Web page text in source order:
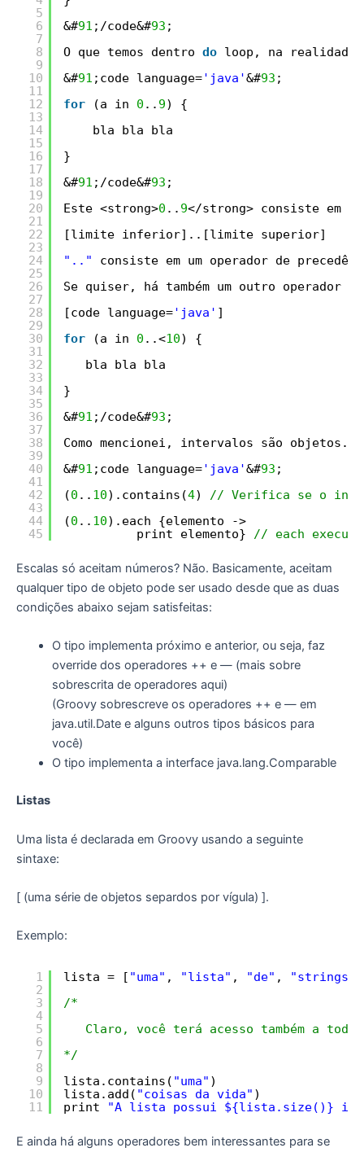
5
6
7
8
9
10
11
12
13
14
15
16
17
18
19
20
21
22
23
24
25
26
27
28
29
30
31
32
33
34
35
36
37
38
39
40
41
42
43
44
45
&#91 ;/code&#93 ;
O que temos dentro do
loop, na realidade
&#91 ;code language='java'&#93 ;
for
(a in 0 .. 9) {
bla bla bla
}
&#91 ;/code&#93 ;
Este <strong>0 .. 9</strong> consiste em
[limite inferior]..[limite superior]
".."
consiste em um operador de
Se quiser, há também um outro operador
[code language='java' ]
for
(a in 0 ..<10) {
bla bla bla
}
&#91 ;/code&#93 ;
Como mencionei, intervalos são objetos.
&#91 ;code language='java'&#93 ;
(0 .. 10).contains(4)
// Verifica se o
(0 .. 10).each {elemento ->
print elemento}
// each
Escalas só aceitam números? Não. Basicamente, aceitam
qualquer tipo de objeto pode ser usado desde que as duas
condições abaixo sejam satisfeitas:
O tipo implementa próximo e anterior, ou seja, faz
override dos operadores ++ e — (mais sobre
sobrescrita de operadores aqui)
(Groovy sobrescreve os operadores ++ e — em
java.util.Date e alguns outros tipos básicos para
você)
O tipo implementa a interface java.lang.Comparable
Listas
Uma lista é declarada em Groovy usando a seguinte
sintaxe:
[ (uma série de objetos separdos por vígula) ].
Exemplo:
1
2
3
4
5
6
7
8
9
10
11
lista = [ "uma" , "lista" , "de" , "strings"
/*
Claro, você terá acesso também a
*/
lista.contains( "uma" )
lista.add( "coisas da vida" )
print
"A lista possui ${lista.size()}
E ainda há alguns operadores bem interessantes para se